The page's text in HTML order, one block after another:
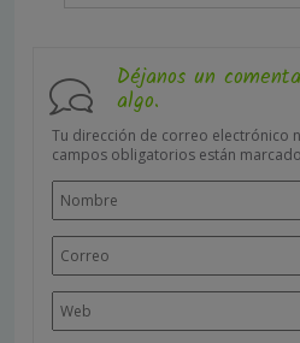
Déjanos un
algo.
Tu dirección de correo electrónico
campos obligatorios están